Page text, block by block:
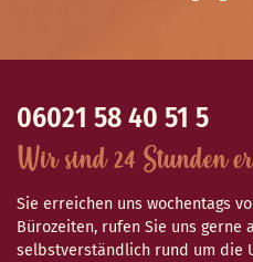
06021 58 40 51 5
Wir sind 24 Stunden
Sie erreichen uns wochentags
Bürozeiten, rufen Sie uns gerne
selbstverständlich rund um die